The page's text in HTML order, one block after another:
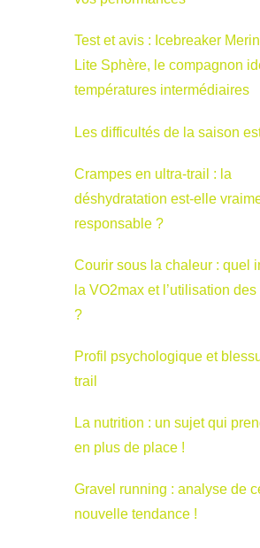
Test et avis : Icebreaker
Lite Sphère, le compagnon
températures intermédiaires
Les difficultés de la saison
Crampes en ultra-trail : la
déshydratation est-elle
responsable ?
Courir sous la chaleur : quel
la VO2max et l’utilisation
?
Profil psychologique et
trail
La nutrition : un sujet qui
en plus de place !
Gravel running : analyse de
nouvelle tendance !